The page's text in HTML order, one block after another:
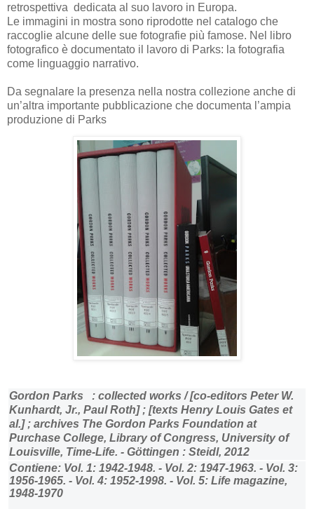
retrospettiva dedicata al suo lavoro in Europa.
Le immagini in mostra sono riprodotte nel catalogo che
raccoglie alcune delle sue fotografie più famose. Nel libro
fotografico è documentato il lavoro di Parks: la fotografia
come linguaggio narrativo.
Da segnalare la presenza nella nostra collezione anche di
un’altra importante pubblicazione che documenta l’ampia
produzione di Parks
Gordon Parks : collected works / [co-editors Peter W.
Kunhardt, Jr., Paul Roth] ; [texts Henry Louis Gates et
al.] ; archives The Gordon Parks Foundation at
Purchase College, Library of Congress, University of
Louisville, Time-Life. - Göttingen : Steidl, 2012
Contiene: Vol. 1: 1942-1948. - Vol. 2: 1947-1963. - Vol. 3:
1956-1965. - Vol. 4: 1952-1998. - Vol. 5: Life magazine,
1948-1970